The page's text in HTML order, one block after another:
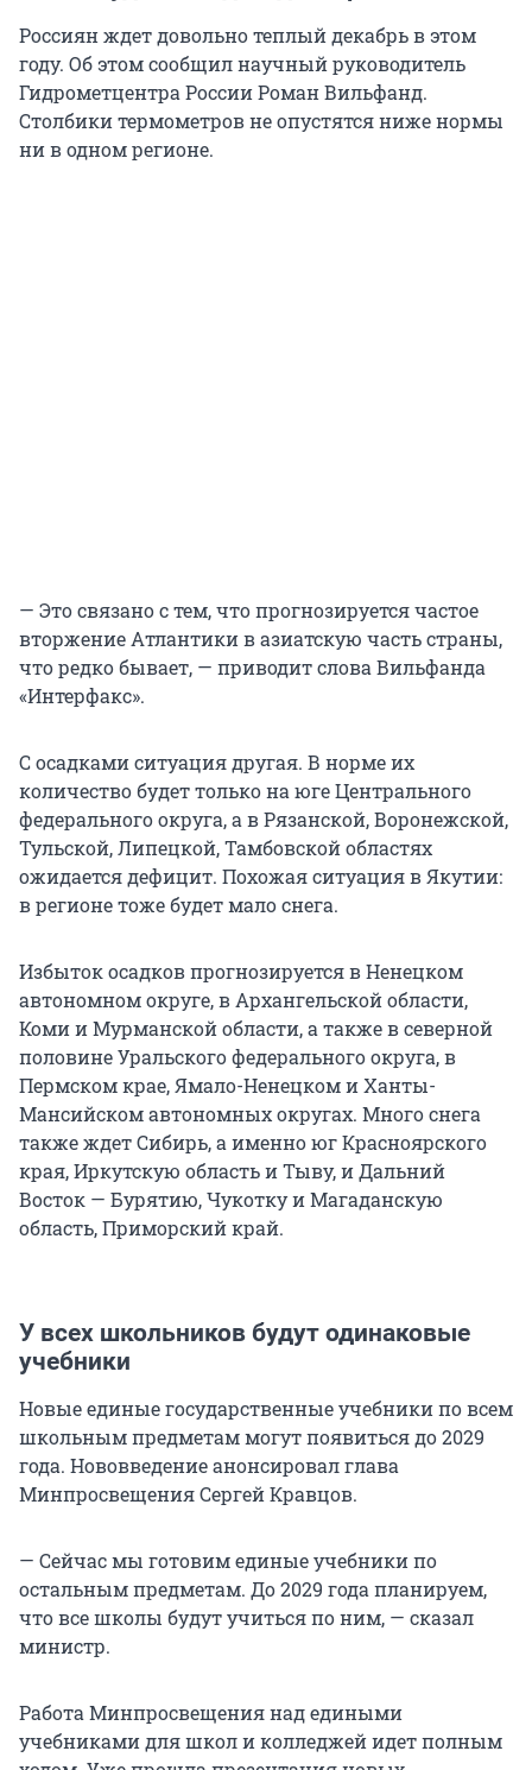
Россиян ждет довольно теплый декабрь в этом
году. Об этом сообщил научный руководитель
Гидрометцентра России Роман Вильфанд.
Столбики термометров не опустятся ниже нормы
ни в одном регионе.
— Это связано с тем, что прогнозируется частое
вторжение Атлантики в азиатскую часть страны,
что редко бывает, — приводит слова Вильфанда
«Интерфакс».
С осадками ситуация другая. В норме их
количество будет только на юге Центрального
федерального округа, а в Рязанской, Воронежской,
Тульской, Липецкой, Тамбовской областях
ожидается дефицит. Похожая ситуация в Якутии:
в регионе тоже будет мало снега.
Избыток осадков прогнозируется в Ненецком
автономном округе, в Архангельской области,
Коми и Мурманской области, а также в северной
половине Уральского федерального округа, в
Пермском крае, Ямало-Ненецком и Ханты-
Мансийском автономных округах. Много снега
также ждет Сибирь, а именно юг Красноярского
края, Иркутскую область и Тыву, и Дальний
Восток — Бурятию, Чукотку и Магаданскую
область, Приморский край.
У всех школьников будут одинаковые
учебники
Новые единые государственные учебники по всем
школьным предметам могут появиться до 2029
года. Нововведение анонсировал глава
Минпросвещения Сергей Кравцов.
— Сейчас мы готовим единые учебники по
остальным предметам. До 2029 года планируем,
что все школы будут учиться по ним, — сказал
министр.
Работа Минпросвещения над едиными
учебниками для школ и колледжей идет полным